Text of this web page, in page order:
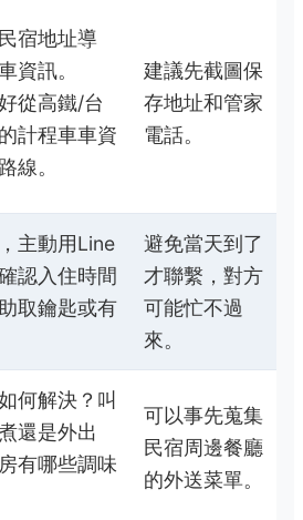
宿地址導
資訊。
從高鐵/台
計程車車資
線。
建議先截圖保
存地址和管家
電話。
主動用Line
認入住時間
取鑰匙或有
避免當天到了
才聯繫，對方
可能忙不過
來。
何解決？叫
還是外出
有哪些調味
可以事先蒐集
民宿周邊餐廳
的外送菜單。